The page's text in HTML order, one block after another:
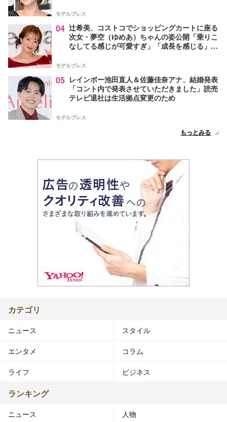
モデルプレス
04 辻希美、コストコでショッピングカートに座る
次女・夢空（ゆめあ）ちゃんの姿公開「乗りこ
なしてる感じが可愛すぎ」「成長を感じる」の
モデルプレス
05 レインボー池田直人＆佐藤佳奈アナ、結婚発表
「コント内で発表させていただきました」読売
テレビ退社は生活拠点変更のため
モデルプレス
もっとみる
カテゴリ
ニュース スタイル
エンタメ コラム
ライフ ビジネス
ランキング
ニュース 人物